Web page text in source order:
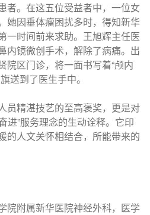
者。在这五位受益者中，一位女
她因垂体瘤困扰多时，得知新华
一时间前来求助。王旭辉主任医
内镜微创手术，解除了病痛。出
院区门诊，将一面书写着“颅内
送到了医生手中。
员精湛技艺的至高褒奖，更是对
进”服务理念的生动诠释。它印
的人文关怀相结合，所能带来的
院附属新华医院神经外科，医学